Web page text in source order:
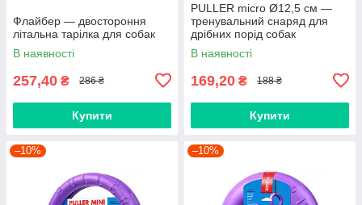
Флайбер — двостороння
літальна тарілка для собак
В наявності
257,40 ₴ 286 ₴
Купити
PULLER micro Ø12,5 см —
тренувальний снаряд для
дрібних порід собак
В наявності
169,20 ₴ 188 ₴
Купити
–10% –10%